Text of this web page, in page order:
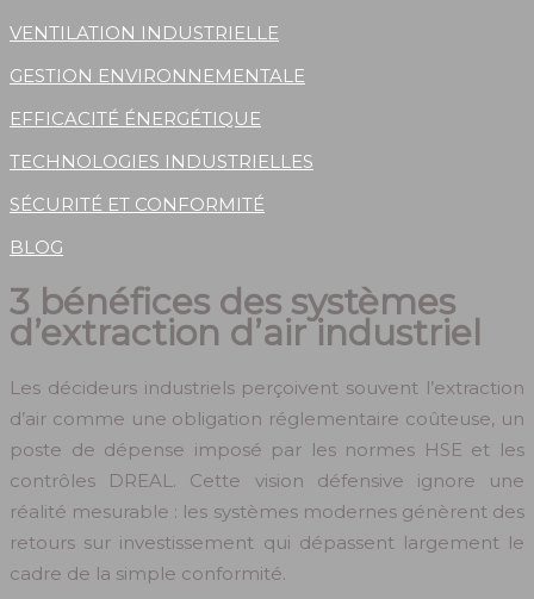
VENTILATION INDUSTRIELLE
GESTION ENVIRONNEMENTALE
EFFICACITÉ ÉNERGÉTIQUE
TECHNOLOGIES INDUSTRIELLES
SÉCURITÉ ET CONFORMITÉ
BLOG
3 bénéfices des systèmes
d’extraction d’air industriel
Les décideurs industriels perçoivent souvent l’extraction
d’air comme une obligation réglementaire coûteuse, un
poste de dépense imposé par les normes HSE et les
contrôles DREAL. Cette vision défensive ignore une
réalité mesurable : les systèmes modernes génèrent des
retours sur investissement qui dépassent largement le
cadre de la simple conformité.